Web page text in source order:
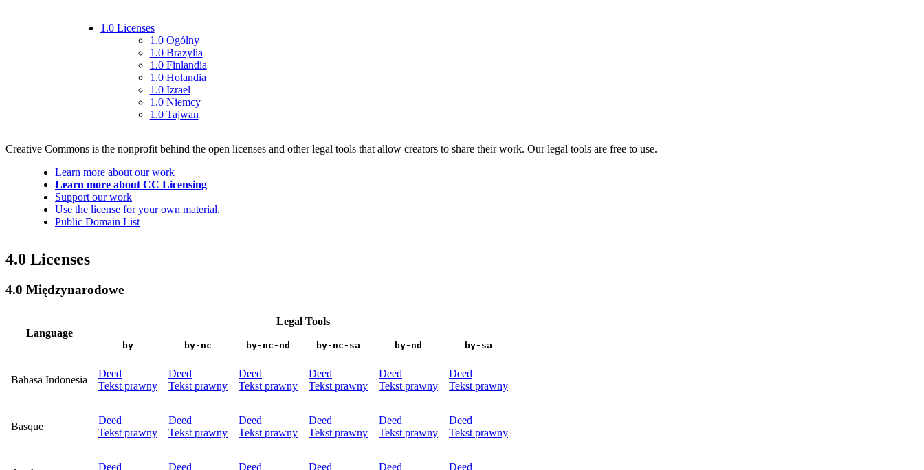
1.0 Licenses
1.0 Ogólny
1.0 Brazylia
1.0 Finlandia
1.0 Holandia
1.0 Izrael
1.0 Niemcy
1.0 Tajwan
Creative Commons is the nonprofit behind the open licenses and other legal tools that allow creators to share their work. Our legal tools are free to use.
Learn more about our work
Learn more about CC Licensing
Support our work
Use the license for your own material.
Public Domain List
4.0 Licenses
4.0 Międzynarodowe
Language
Legal Tools
by by-nc by-nc-nd by-nc-sa by-nd by-sa
Bahasa Indonesia
Deed
Tekst prawny
Deed
Tekst prawny
Deed
Tekst prawny
Deed
Tekst prawny
Deed
Tekst prawny
Deed
Tekst prawny
Basque
Deed
Tekst prawny
Deed
Tekst prawny
Deed
Tekst prawny
Deed
Tekst prawny
Deed
Tekst prawny
Deed
Tekst prawny
Deed Deed Deed Deed Deed Deed